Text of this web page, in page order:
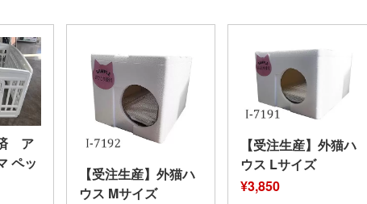
ア
ペッ
【受注生産】外猫ハ
ウス Mサイズ
【受注生産】外猫ハ
ウス Lサイズ
¥3,850